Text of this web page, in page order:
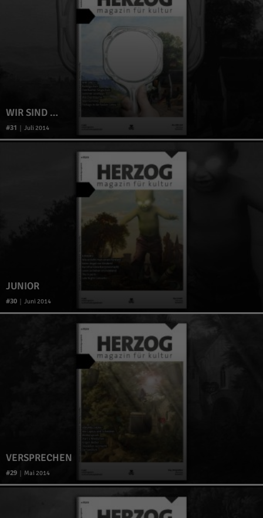
WIR SIND …
31 | Juli 2014
JUNIOR
30 | Juni 2014
VERSPRECHEN
29 | Mai 2014